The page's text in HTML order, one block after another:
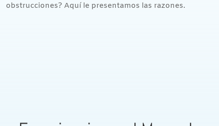
obstrucciones? Aquí le presentamos las razones.